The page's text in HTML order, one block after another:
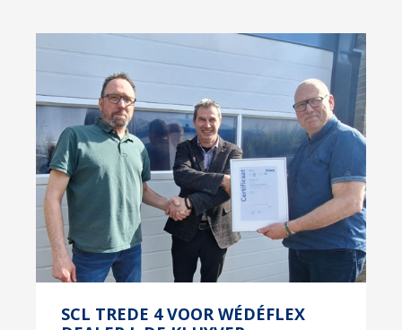
SCL TREDE 4 VOOR WÉDÉFLEX